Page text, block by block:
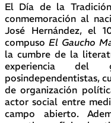
El Día de la
conmemoración al
José Hernández, el
compuso El Gaucho
la cumbre de la
experiencia del
posindependentistas,
de organización
actor social entre
campo abierto.